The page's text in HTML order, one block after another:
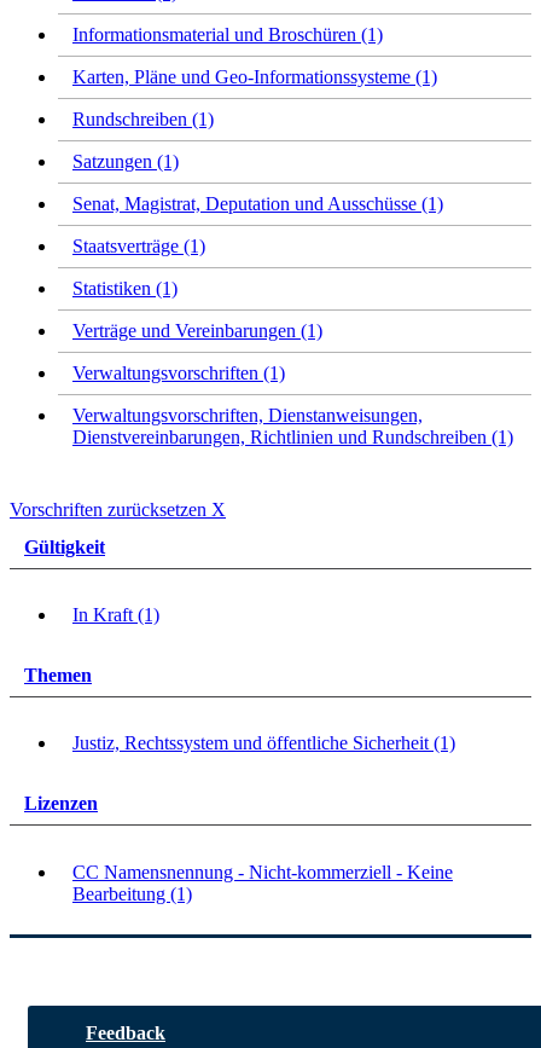
Informationsmaterial und Broschüren (1)
Karten, Pläne und Geo-Informationssysteme (1)
Rundschreiben (1)
Satzungen (1)
Senat, Magistrat, Deputation und Ausschüsse (1)
Staatsverträge (1)
Statistiken (1)
Verträge und Vereinbarungen (1)
Verwaltungsvorschriften (1)
Verwaltungsvorschriften, Dienstanweisungen,
Dienstvereinbarungen, Richtlinien und Rundschreiben (1)
Vorschriften zurücksetzen X
Gültigkeit
In Kraft (1)
Themen
Justiz, Rechtssystem und öffentliche Sicherheit (1)
Lizenzen
CC Namensnennung - Nicht-kommerziell - Keine
Bearbeitung (1)
Feedback